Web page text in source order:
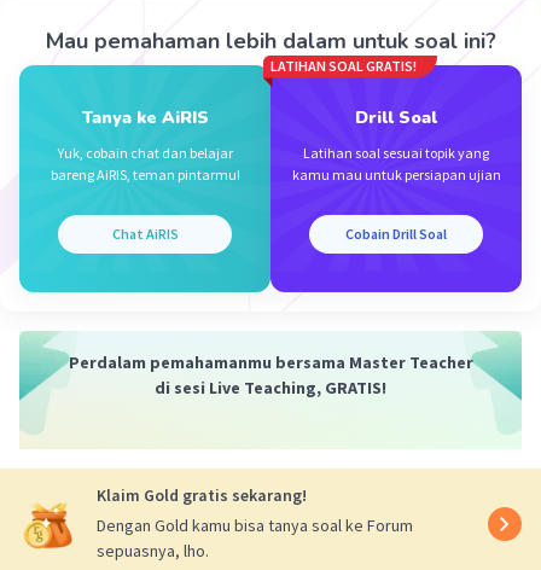
Ingat konsep berikut:
(i) Dua sudut dikatakan berpenyiku jika jumlah
(ii) Sistem persamaan linier dua variabel
diselesaikan dengan metode eliminasi dan
substitusi.
Dari gambar soal diperoleh bahwa x dan y
x + y = 90°.
Dari soal telah diberitahu y = 2x - 15°, diubah
menjadi:
Selanjutnya eliminasi y dari kedua persamaan di
atas, maka:
x + y = 90°
2x - y = 15°
Mau pemahaman lebih dalam untuk soal ini?
Tanya ke AiRIS
Yuk, cobain chat dan belajar
bareng AiRIS, teman pintarmu!
Chat AiRIS
LATIHAN SOAL GRATIS!
Drill Soal
Latihan soal sesuai topik yang
kamu mau untuk persiapan ujian
Cobain Drill Soal
Perdalam pemahamanmu bersama Master Teacher
di sesi Live Teaching, GRATIS!
Klaim Gold gratis sekarang!
Dengan Gold kamu bisa tanya soal ke Forum
sepuasnya, lho.